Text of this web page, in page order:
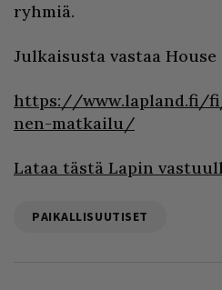
ryhmiä.
Julkaisusta vastaa House
https://www.lapland.fi/
nen-matkailu/
Lataa tästä Lapin
PAIKALLISUUTISET